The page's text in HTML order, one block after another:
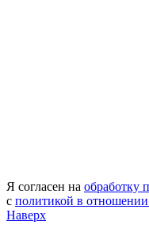
Я согласен на обработку
с политикой в
Наверх